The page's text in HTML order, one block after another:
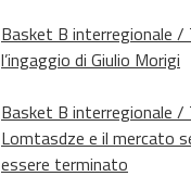
Basket B interregionale /
l’ingaggio di Giulio Morigi
Basket B interregionale /
Lomtasdze e il mercato
essere terminato